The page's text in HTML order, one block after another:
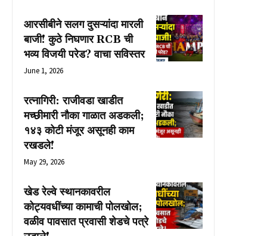
आरसीबीने सलग दुसऱ्यांदा मारली
बाजी! कुठे निघणार RCB ची
भव्य विजयी परेड? वाचा सविस्तर
June 1, 2026
रत्नागिरी: राजीवडा खाडीत
मच्छीमारी नौका गाळात अडकली;
१४३ कोटी मंजूर असूनही काम
रखडले!
May 29, 2026
खेड रेल्वे स्थानकावरील
कोट्यवधींच्या कामाची पोलखोल;
वळीव पावसात प्रवासी शेडचे पत्रे